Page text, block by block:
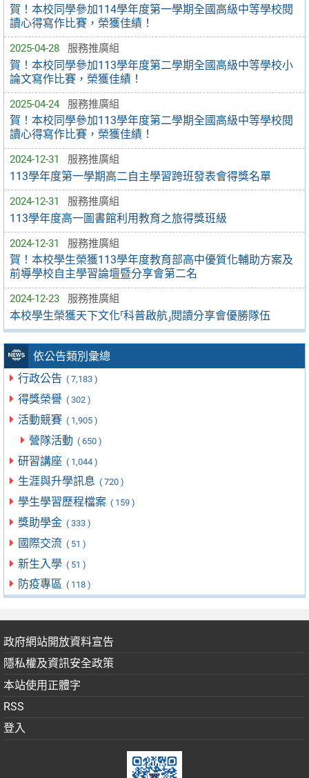
賀！本校同學參加114學年度第一學期全國高級中等學校閱
讀心得寫作比賽，榮獲佳績！
2025-04-28 服務推廣組
賀！本校同學參加113學年度第二學期全國高級中等學校小
論文寫作比賽，榮獲佳績！
2025-04-24 服務推廣組
賀！本校同學參加113學年度第二學期全國高級中等學校閱
讀心得寫作比賽，榮獲佳績！
2024-12-31 服務推廣組
113學年度第一學期高二自主學習跨班發表會得獎名單
2024-12-31 服務推廣組
113學年度高一圖書館利用教育之旅得獎班級
2024-12-31 服務推廣組
賀！本校學生榮獲113學年度教育部高中優質化輔助方案及
前導學校自主學習論壇暨分享會第二名
2024-12-23 服務推廣組
本校學生榮獲天下文化⸢科普啟航⸥閱讀分享會優勝隊伍
依公告類別彙總
行政公告 ( 7,183 )
得獎榮譽 ( 302 )
活動競賽 ( 1,905 )
營隊活動 ( 650 )
研習講座 ( 1,044 )
生涯與升學訊息 ( 720 )
學生學習歷程檔案 ( 159 )
獎助學金 ( 333 )
國際交流 ( 51 )
新生入學 ( 51 )
防疫專區 ( 118 )
政府網站開放資料宣告
隱私權及資訊安全政策
本站使用正體字
RSS
登入